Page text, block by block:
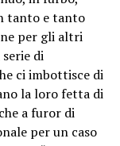
tanto e tanto
per gli altri
di
ci imbottisce di
la loro fetta di
a furor di
per un caso